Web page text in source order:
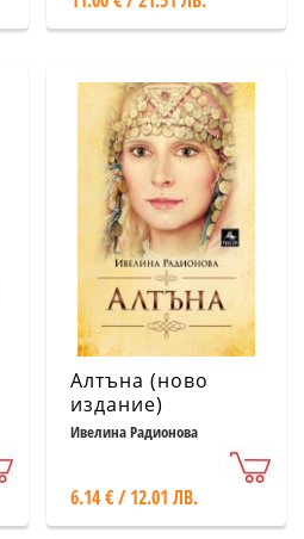
Алтъна (ново
издание)
Ивелина Радионова
6.14 € / 12.01 ЛВ.